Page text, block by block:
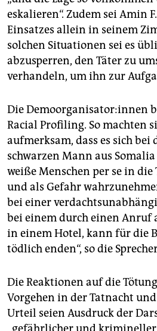
eskalieren“. Zudem sei Amin
Einsatzes allein in seinem
solchen Situationen sei es
abzusperren, den Täter zu
verhandeln, um ihn zur
Die De­moor­ga­ni­sa­to­r:in­nen
Racial Profiling. So machten
aufmerksam, dass es sich
schwarzen Mann aus
weiße Menschen per se in die
und als Gefahr
bei einer
bei einem durch einen Anruf
in einem Hotel, kann für die
tödlich enden“, so die
Die Reaktionen auf die
Vorgehen in der Tatnacht
Urteil seien Ausdruck der